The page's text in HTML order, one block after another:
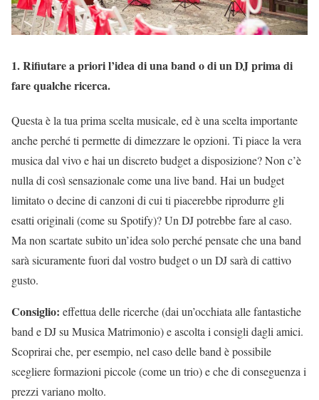
1. Rifiutare a priori l’idea di una band o di un DJ prima di
fare qualche ricerca.
Questa è la tua prima scelta musicale, ed è una scelta importante
anche perché ti permette di dimezzare le opzioni. Ti piace la vera
musica dal vivo e hai un discreto budget a disposizione? Non c’è
nulla di così sensazionale come una live band. Hai un budget
limitato o decine di canzoni di cui ti piacerebbe riprodurre gli
esatti originali (come su Spotify)? Un DJ potrebbe fare al caso.
Ma non scartate subito un’idea solo perché pensate che una band
sarà sicuramente fuori dal vostro budget o un DJ sarà di cattivo
gusto.
Consiglio: effettua delle ricerche (dai un’occhiata alle fantastiche
band e DJ su Musica Matrimonio) e ascolta i consigli dagli amici.
Scoprirai che, per esempio, nel caso delle band è possibile
scegliere formazioni piccole (come un trio) e che di conseguenza i
prezzi variano molto.